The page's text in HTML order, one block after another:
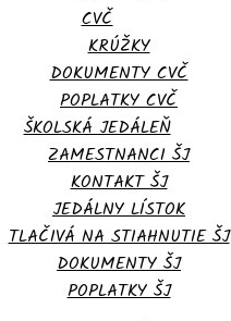
CVČ
KRÚŽKY
DOKUMENTY CVČ
POPLATKY CVČ
ŠKOLSKÁ JEDÁLEŇ
ZAMESTNANCI ŠJ
KONTAKT ŠJ
JEDÁLNY LÍSTOK
TLAČIVÁ NA STIAHNUTIE ŠJ
DOKUMENTY ŠJ
POPLATKY ŠJ